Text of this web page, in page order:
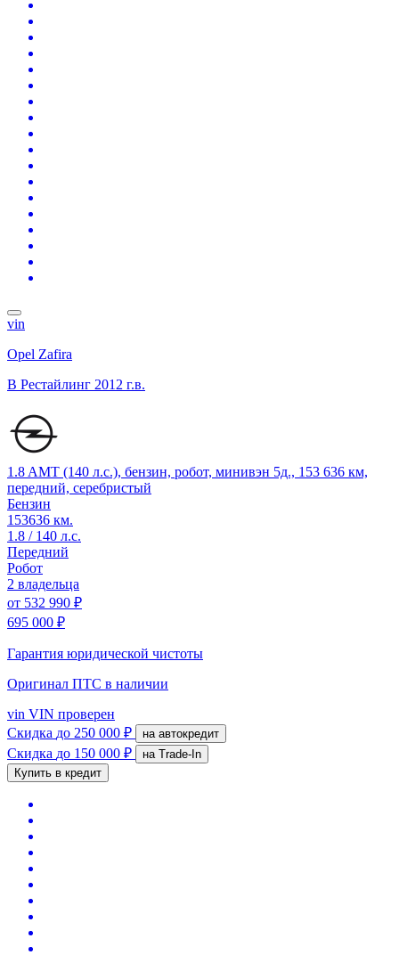
vin
Opel Zafira
B Рестайлинг 2012 г.в.
1.8 AMT (140 л.с.), бензин, робот, минивэн 5д., 153 636 км,
передний, серебристый
Бензин
153636 км.
1.8 / 140 л.с.
Передний
Робот
2 владельца
от 532 990 ₽
695 000 ₽
Гарантия юридической чистоты
Оригинал ПТС в наличии
vin VIN проверен
Скидка до 250 000 ₽ на автокредит
Скидка до 150 000 ₽
на Trade-In
Купить в кредит